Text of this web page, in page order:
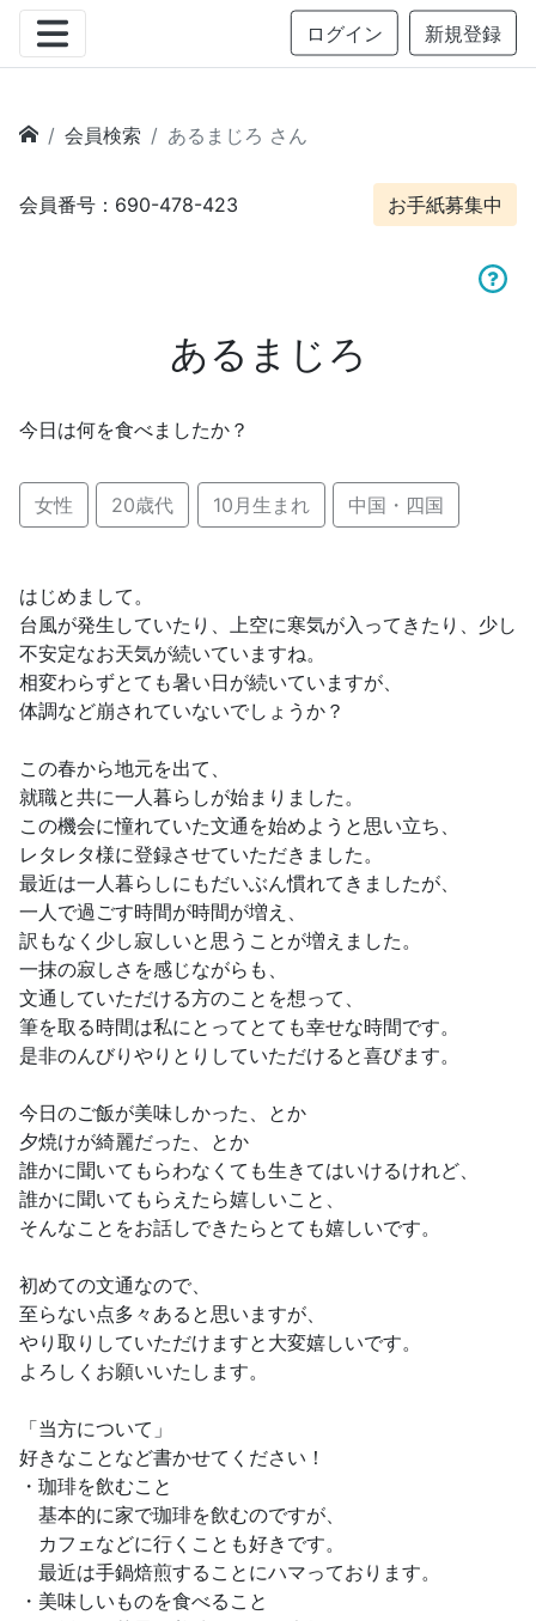
ログイン 新規登録
会員検索 あるまじろ さん
会員番号：690-478-423 お手紙募集中
あるまじろ
今日は何を食べましたか？
女性 20歳代 10月生まれ 中国・四国
はじめまして。
台風が発生していたり、上空に寒気が入ってきたり、少し
不安定なお天気が続いていますね。
相変わらずとても暑い日が続いていますが、
体調など崩されていないでしょうか？
この春から地元を出て、
就職と共に一人暮らしが始まりました。
この機会に憧れていた文通を始めようと思い立ち、
レタレタ様に登録させていただきました。
最近は一人暮らしにもだいぶん慣れてきましたが、
一人で過ごす時間が時間が増え、
訳もなく少し寂しいと思うことが増えました。
一抹の寂しさを感じながらも、
文通していただける方のことを想って、
筆を取る時間は私にとってとても幸せな時間です。
是非のんびりやりとりしていただけると喜びます。
今日のご飯が美味しかった、とか
夕焼けが綺麗だった、とか
誰かに聞いてもらわなくても生きてはいけるけれど、
誰かに聞いてもらえたら嬉しいこと、
そんなことをお話しできたらとても嬉しいです。
初めての文通なので、
至らない点多々あると思いますが、
やり取りしていただけますと大変嬉しいです。
よろしくお願いいたします。
「当方について」
好きなことなど書かせてください！
・珈琲を飲むこと
基本的に家で珈琲を飲むのですが、
カフェなどに行くことも好きです。
最近は手鍋焙煎することにハマっております。
・美味しいものを食べること